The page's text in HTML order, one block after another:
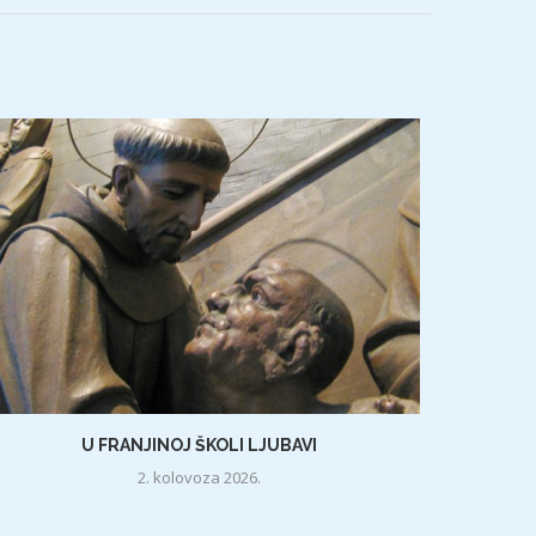
U FRANJINOJ ŠKOLI LJUBAVI
2. kolovoza 2026.